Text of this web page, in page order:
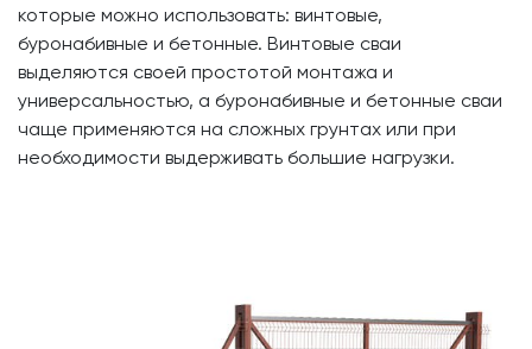
которые можно использовать: винтовые,
буронабивные и бетонные. Винтовые сваи
выделяются своей простотой монтажа и
универсальностью, а буронабивные и бетонные сваи
чаще применяются на сложных грунтах или при
необходимости выдерживать большие нагрузки.